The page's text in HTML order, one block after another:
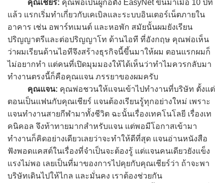
คุณเชียร์: คุณพ่อเป็นผู้ก่อตั้ง EasyNet ขึ้นมาเมื่อ 10 ปีที่
แล้ว แรกเริ่มทำเกี่ยวกับเคเบิลและระบบอินเตอร์เน็ตภายใน
อาคาร เช่น อพาร์ทเมนต์ และหอพัก สมัยนั้นผมยังเรียน
ปริญญาตรีและต่อปริญญาโท ด้านไอที ที่อังกฤษ คุณพ่อเห็น
ว่าผมเรียนด้านไอทีจึงสร้างธุรกิจนี้ขึ้นมาให้ผม ตอนแรกผมก็
ไม่อยากทำ แต่คนที่เปิดมุมมองให้ได้เห็นว่าทำไมควรกลับมา
ทำงานตรงนี้ก็คือคุณแจน ภรรยาของผมครับ
คุณแจน: คุณพ่อชวนให้แจนเข้าไปทำงานที่บริษัท ตั้งแต่
ตอนเป็นแฟนกับคุณเชียร์ แจนต้องเรียนรู้ทุกอย่างใหม่ เพราะ
แจนทำงานสายกีฬามาทั้งชีวิต ฉะนั้นเรื่องเทคโนโลยี เรื่องเท
คนิคอล จึงท้าทายมากสำหรับแจน แต่พอมีโอกาสเข้ามา
ทำงานก็คิดอย่างเดียวเลยว่าจะทำให้ดีที่สุด แจนอ่านหนังสือ
ฟังพอดแคสต์ในเรื่องที่จำเป็นจะต้องรู้ แต่แจนคนเดียวยังแข็ง
แรงไม่พอ เลยเป็นที่มาของการไปคุยกับคุณเชียร์ว่า ถ้าจะพา
บริษัทเดินไปให้ไกล และมั่นคง เราต้องช่วยกัน